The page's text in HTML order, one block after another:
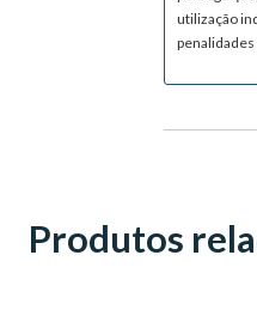
utilização
penalidades
Produtos